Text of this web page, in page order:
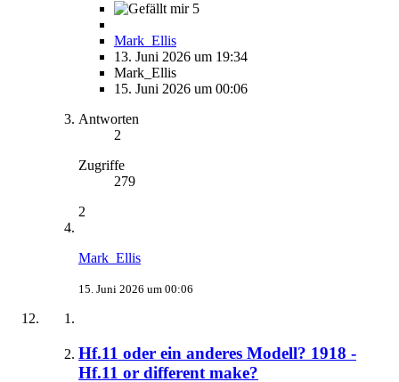
5
Mark_Ellis
13. Juni 2026 um 19:34
Mark_Ellis
15. Juni 2026 um 00:06
Antworten
2
Zugriffe
279
2
Mark_Ellis
15. Juni 2026 um 00:06
Hf.11 oder ein anderes Modell? 1918 -
Hf.11 or different make?